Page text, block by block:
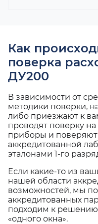
Как
поверка
ДУ200
В зависимости от
методики поверки,
либо приезжают к
проводят поверку
приборы и
аккредитованной
эталонами 1-го
Если какие-то из
нашей области
возможностей, мы
аккредитованных
подходим к
«одного окна».